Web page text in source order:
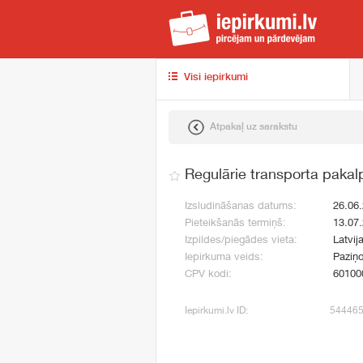
Visi iepirkumi
Atpakaļ uz sarakstu
Regulārie transporta
Izsludināšanas datums:
Pieteikšanās termiņš:
Izpildes/piegādes vieta:
Iepirkuma veids:
CPV kodi:
Iepirkumi.lv ID: